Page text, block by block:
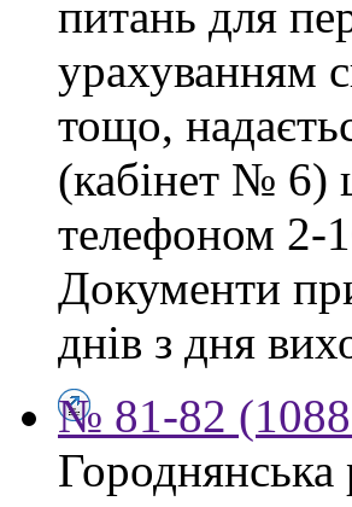
питань для
урахуванням
тощо,
(кабінет № 6)
телефоном 2-
Документи
днів з дня
№ 81-82
Городнянська